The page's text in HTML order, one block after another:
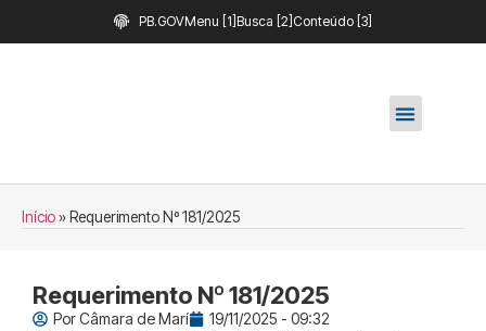
PB.GOVMenu [1] Busca [2] Conteúdo [3]
Início» Requerimento Nº 181/2025
Requerimento Nº 181/2025
PorCâmara de Marí
19/11/2025 - 09:32